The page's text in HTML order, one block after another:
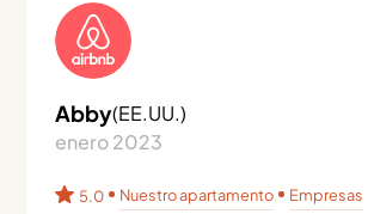
Abby(EE.UU.)
enero 2023
5.0 Nuestro apartamento Empresas